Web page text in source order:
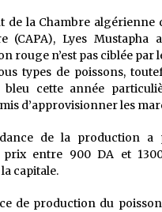
de la Chambre algérienne
(CAPA), Lyes Mustapha
rouge n’est pas ciblée par
types de poissons,
bleu cette année
d’approvisionner les
de la production a
prix entre 900 DA et
capitale.
de production du